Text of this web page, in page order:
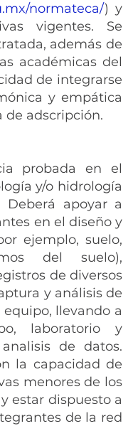
normateca/) y
vigentes. Se
además de
académicas del
de integrarse
y empática
de adscripción.
probada en el
y/o hidrología
Deberá apoyar a
en el diseño y
ejemplo, suelo,
del suelo),
de diversos
y análisis de
llevando a
laboratorio y
de datos.
la capacidad de
menores de los
estar dispuesto a
de la red